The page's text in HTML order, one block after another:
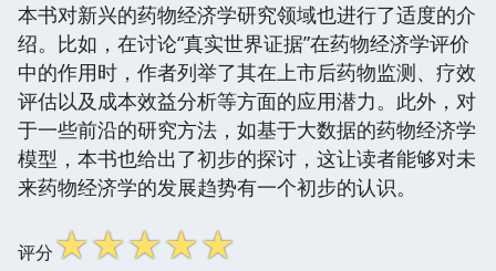
本书对新兴的药物经济学研究领域也进行了适度的介
绍。比如，在讨论“真实世界证据”在药物经济学评价
中的作用时，作者列举了其在上市后药物监测、疗效
评估以及成本效益分析等方面的应用潜力。此外，对
于一些前沿的研究方法，如基于大数据的药物经济学
模型，本书也给出了初步的探讨，这让读者能够对未
来药物经济学的发展趋势有一个初步的认识。
评分☆☆☆☆☆